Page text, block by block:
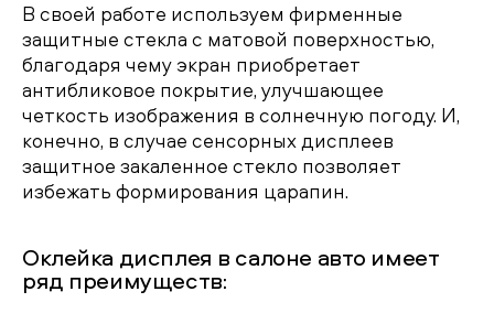
В своей работе используем фирменные
защитные стекла с матовой поверхностью,
благодаря чему экран приобретает
антибликовое покрытие, улучшающее
четкость изображения в солнечную погоду. И,
конечно, в случае сенсорных дисплеев
защитное закаленное стекло позволяет
избежать формирования царапин.
Оклейка дисплея в салоне авто имеет
ряд преимуществ: